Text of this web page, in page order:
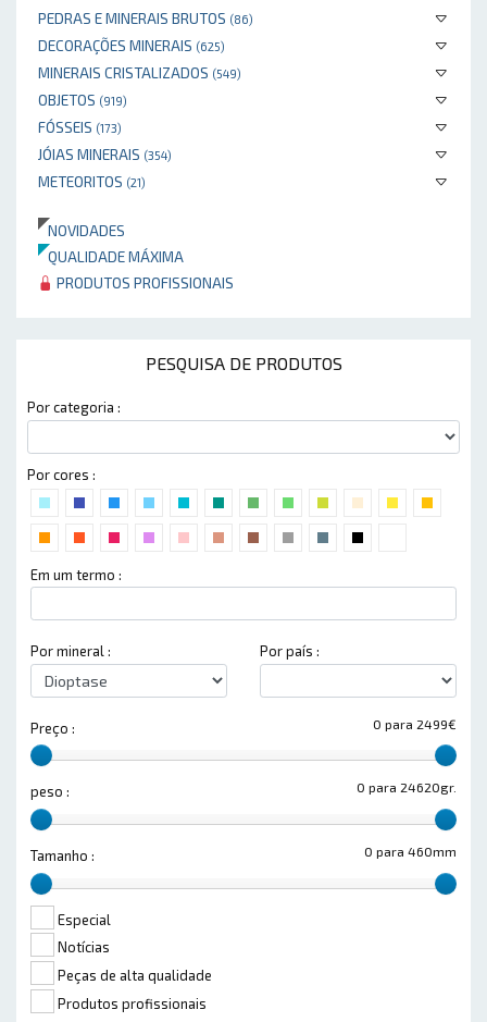
PEDRAS E MINERAIS BRUTOS (86)
DECORAÇÕES MINERAIS (625)
MINERAIS CRISTALIZADOS (549)
OBJETOS (919)
FÓSSEIS (173)
JÓIAS MINERAIS (354)
METEORITOS (21)
NOVIDADES
QUALIDADE MÁXIMA
PRODUTOS PROFISSIONAIS
PESQUISA DE PRODUTOS
Por categoria :
Por cores :
Em um termo :
Por mineral : Por país :
0 para 2499€
Preço :
0 para 24620gr.
peso :
0 para 460mm
Tamanho :
Especial
Notícias
Peças de alta qualidade
Produtos profissionais